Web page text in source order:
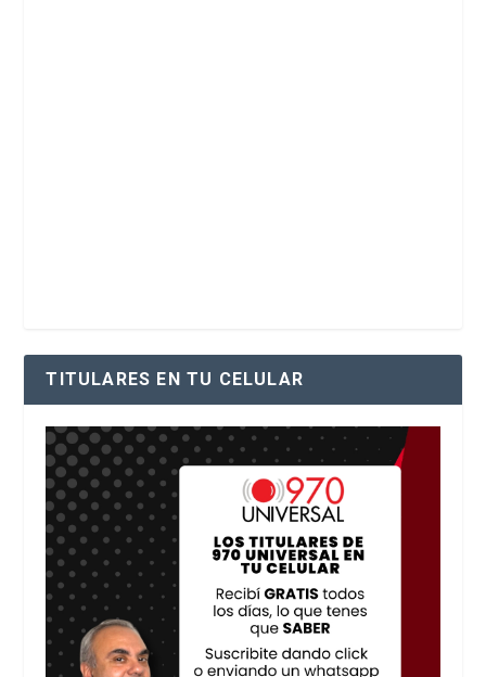
TITULARES EN TU CELULAR